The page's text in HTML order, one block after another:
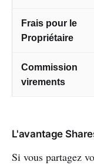
Frais pour le
Propriétaire
Commission
virements
L'avantage
Si vous partagez